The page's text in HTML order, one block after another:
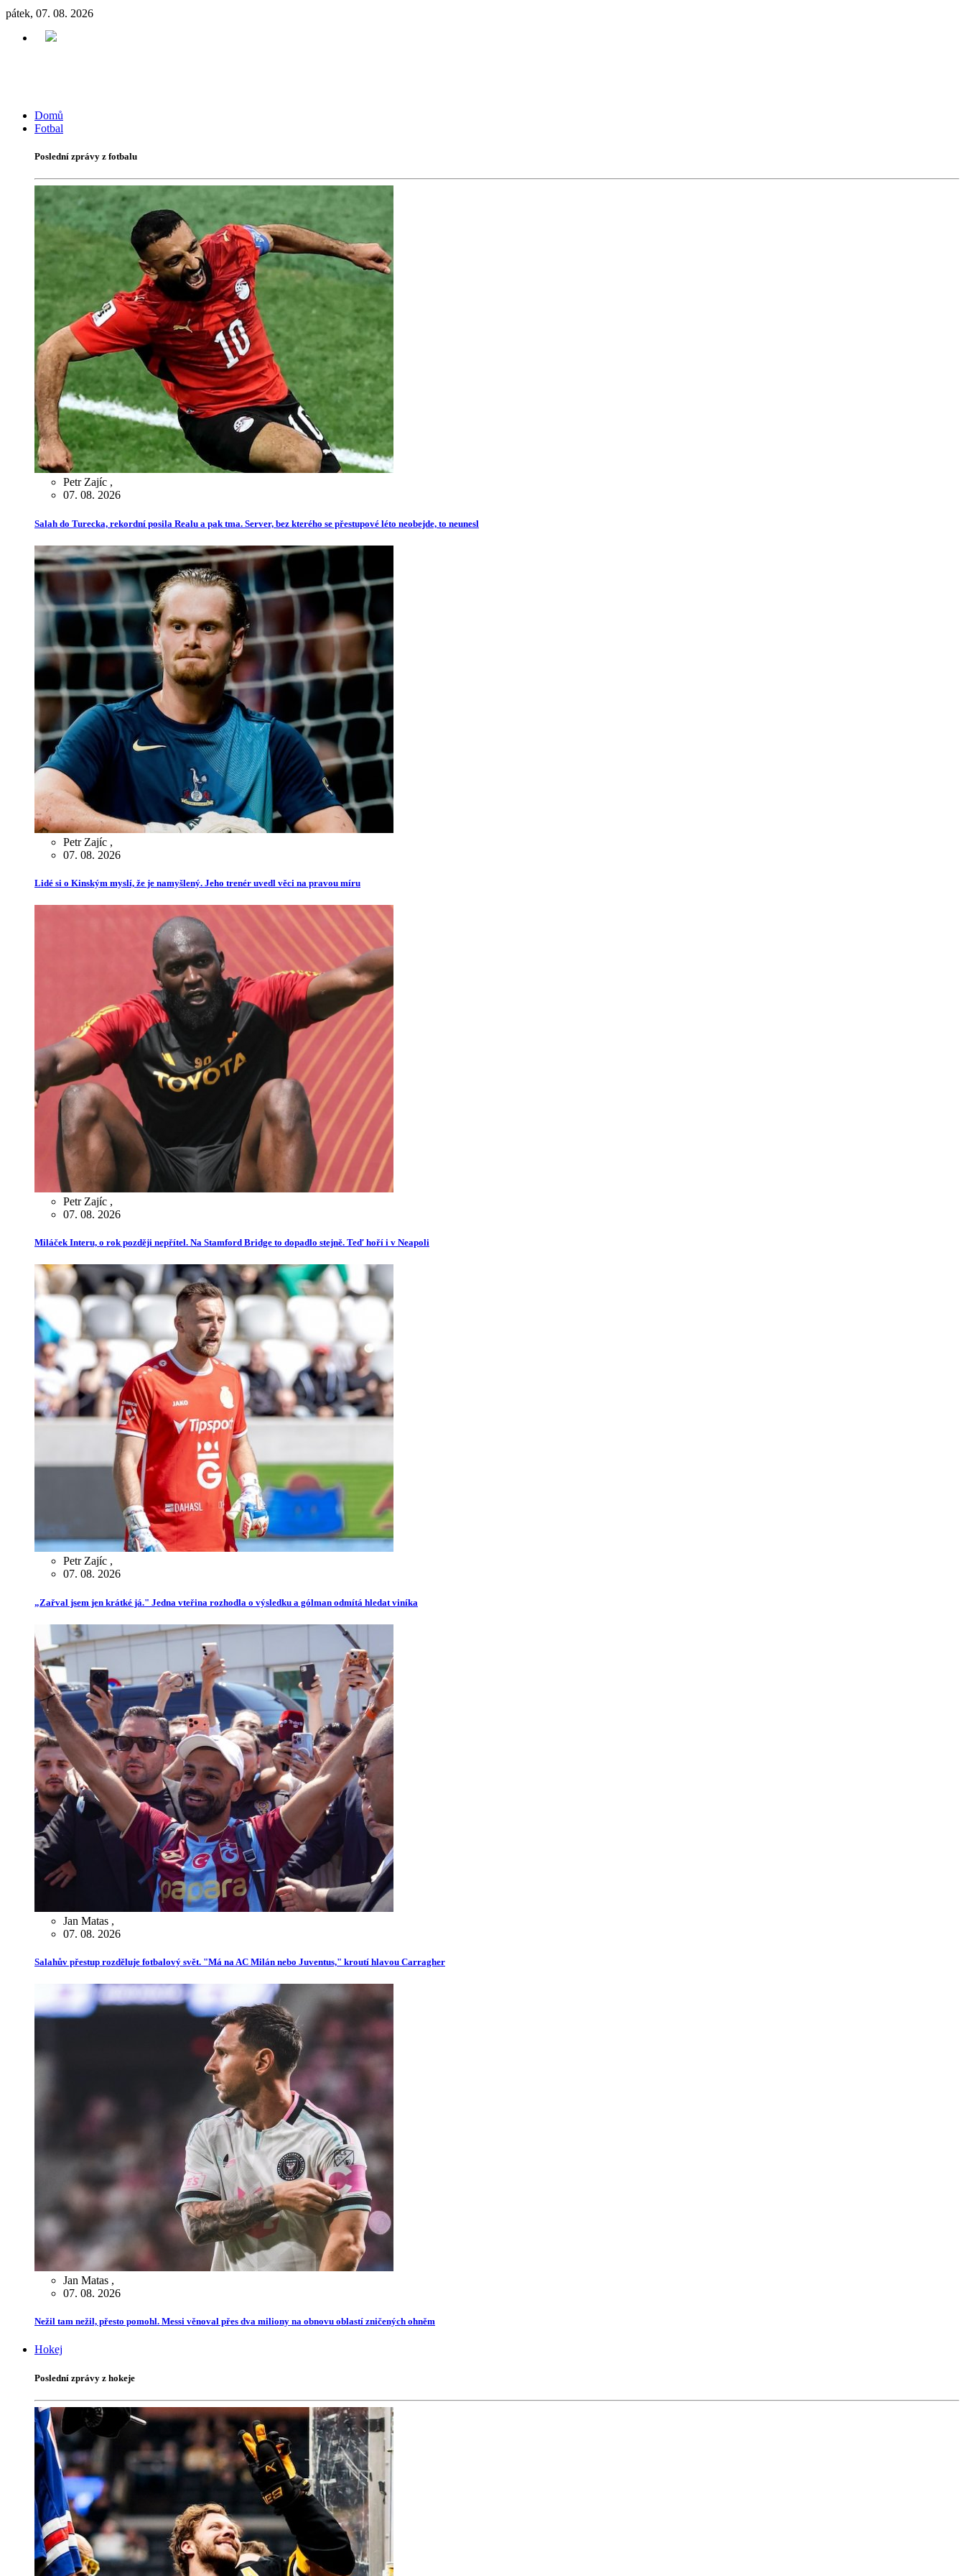
pátek, 07. 08. 2026
Domů
Fotbal
Poslední zprávy z fotbalu
Petr Zajíc ,
07. 08. 2026
Salah do Turecka, rekordní posila Realu a pak tma. Server, bez kterého se přestupové léto neobejde, to neunesl
Petr Zajíc ,
07. 08. 2026
Lidé si o Kinským myslí, že je namyšlený. Jeho trenér uvedl věci na pravou míru
Petr Zajíc ,
07. 08. 2026
Miláček Interu, o rok později nepřítel. Na Stamford Bridge to dopadlo stejně. Teď hoří i v Neapoli
Petr Zajíc ,
07. 08. 2026
„Zařval jsem jen krátké já." Jedna vteřina rozhodla o výsledku a gólman odmítá hledat viníka
Jan Matas ,
07. 08. 2026
Salahův přestup rozděluje fotbalový svět. "Má na AC Milán nebo Juventus," kroutí hlavou Carragher
Jan Matas ,
07. 08. 2026
Nežil tam nežil, přesto pomohl. Messi věnoval přes dva miliony na obnovu oblastí zničených ohněm
Hokej
Poslední zprávy z hokeje